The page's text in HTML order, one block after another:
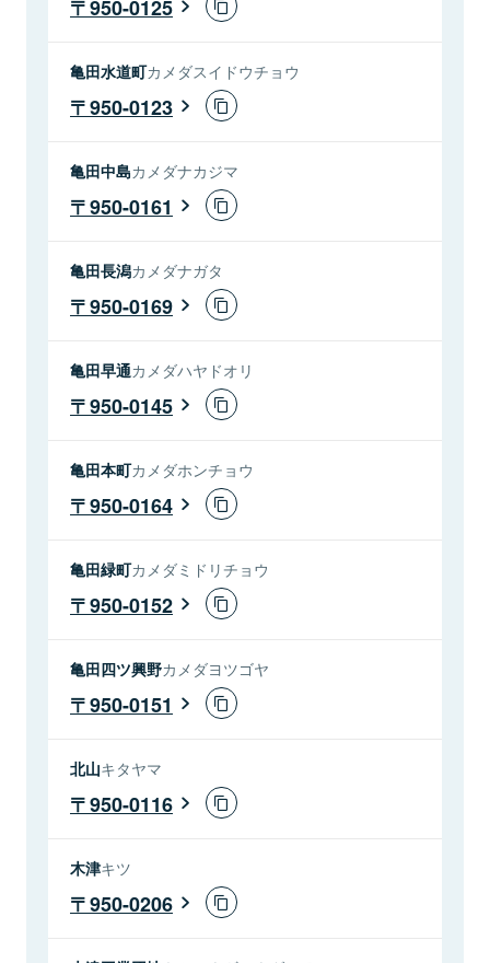
950-0125
亀田水道町カメダスイドウチョウ
950-0123
亀田中島カメダナカジマ
950-0161
亀田長潟カメダナガタ
950-0169
亀田早通カメダハヤドオリ
950-0145
亀田本町カメダホンチョウ
950-0164
亀田緑町カメダミドリチョウ
950-0152
亀田四ツ興野カメダヨツゴヤ
950-0151
北山キタヤマ
950-0116
木津キツ
950-0206